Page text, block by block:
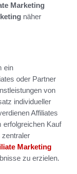
Marketing
näher
ein
oder Partner
von
individueller
Affiliates
erfolgreichen Kauf
zentraler
Marketing
zu erzielen.